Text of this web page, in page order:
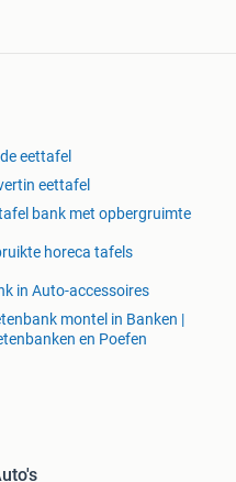
eettafel
eettafel
bank met opbergruimte
horeca tafels
in Auto-accessoires
montel in Banken |
en Poefen